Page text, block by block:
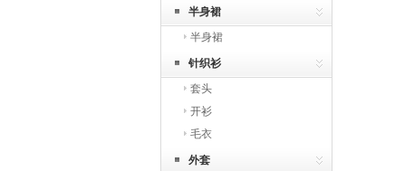
半身裙
半身裙
针织衫
套头
开衫
毛衣
外套